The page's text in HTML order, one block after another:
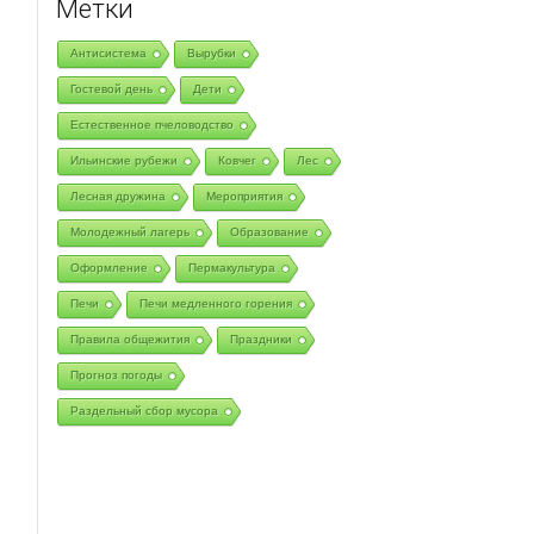
Метки
Антисистема Вырубки
Гостевой день Дети
Естественное пчеловодство
Ильинские рубежи Ковчег Лес
Лесная дружина Мероприятия
Молодежный лагерь Образование
Оформление Пермакультура
Печи Печи медленного горения
Правила общежития Праздники
Прогноз погоды
Раздельный сбор мусора